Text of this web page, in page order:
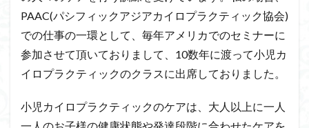
PAAC(パシフィックアジアカイロプラクティック協会)
での仕事の一環として、毎年アメリカでのセミナーに
参加させて頂いておりまして、10数年に渡って小児カ
イロプラクティックのクラスに出席しておりました。
小児カイロプラクティックのケアは、大人以上に一人